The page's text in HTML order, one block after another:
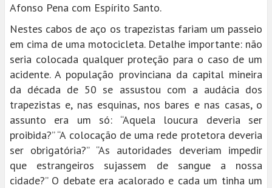
Afonso Pena com Espírito Santo.
Nestes cabos de aço os trapezistas fariam um passeio
em cima de uma motocicleta. Detalhe importante: não
seria colocada qualquer proteção para o caso de um
acidente. A população provinciana da capital mineira
da década de 50 se assustou com a audácia dos
trapezistas e, nas esquinas, nos bares e nas casas, o
assunto era um só: “Aquela loucura deveria ser
proibida?” “A colocação de uma rede protetora deveria
ser obrigatória?” “As autoridades deveriam impedir
que estrangeiros sujassem de sangue a nossa
cidade?” O debate era acalorado e cada um tinha um